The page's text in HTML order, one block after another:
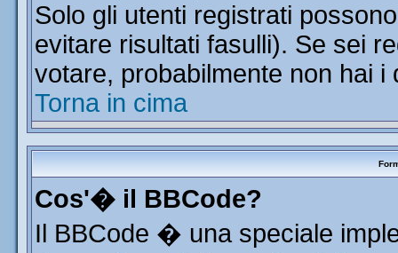
Solo gli utenti registrati
evitare risultati fasulli). Se sei
votare, probabilmente non hai
Torna in cima
Cos'� il BBCode?
Il BBCode � una speciale